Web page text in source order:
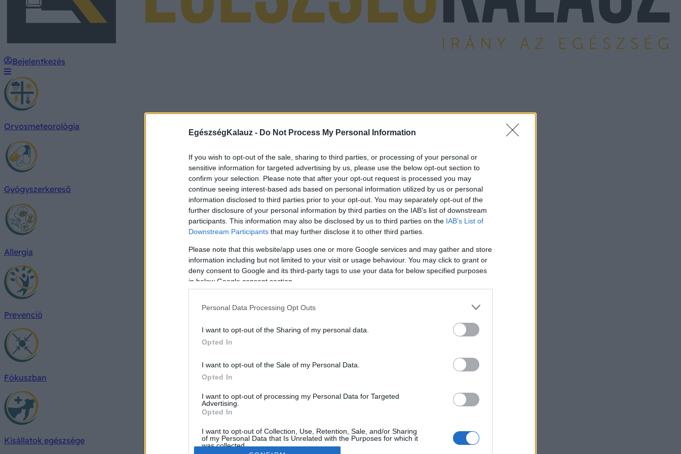
EgészségKalauz - Do Not Process My Personal Information
If you wish to opt-out of the sale, sharing to third parties, or processing of your personal or
sensitive information for targeted advertising by us, please use the below opt-out section to
confirm your selection. Please note that after your opt-out request is processed you may
continue seeing interest-based ads based on personal information utilized by us or personal
information disclosed to third parties prior to your opt-out. You may separately opt-out of the
further disclosure of your personal information by third parties on the IAB’s list of downstream
participants. This information may also be disclosed by us to third parties on the IAB’s List of
Downstream Participants that may further disclose it to other third parties.
Please note that this website/app uses one or more Google services and may gather and store
information including but not limited to your visit or usage behaviour. You may click to grant or
deny consent to Google and its third-party tags to use your data for below specified purposes
in below Google consent section.
Personal Data Processing Opt Outs
I want to opt-out of the Sharing of my personal data.
Opted In
I want to opt-out of the Sale of my Personal Data.
Opted In
I want to opt-out of processing my Personal Data for Targeted
Advertising.
Opted In
I want to opt-out of Collection, Use, Retention, Sale, and/or Sharing
of my Personal Data that Is Unrelated with the Purposes for which it
was collected.
Bejelentkezés
Orvosmeteorológia
Gyógyszerkereső
Allergia
Prevenció
Fókuszban
Kisállatok egészsége